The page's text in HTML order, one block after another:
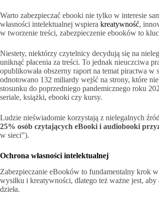
Warto zabezpieczać ebooki nie tylko w interesie
własności intelektualnej wspiera kreatywność,
w tworzenie treści, zabezpieczenie ebooków to
Niestety, niektórzy czytelnicy decydują się na
uniknąć płacenia za treści. To jednak nieuczciwa
opublikowała obszerny raport na temat piractwa w
odnotowano 132 miliardy wejść na strony, które
stosunku do poprzedniego pandemicznego roku
seriale, książki, ebooki czy kursy.
Ludzie nieświadomie korzystają z nielegalnych
25% osób czytających eBooki i audiobooki
w sieci”).
Ochrona własności intelektualnej
Zabezpieczanie eBooków to fundamentalny krok
wysiłku i kreatywności, dlatego też ważne jest,
dzieła.